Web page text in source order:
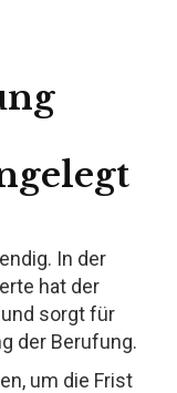
In der
hat der
sorgt für
der Berufung.
um die Frist